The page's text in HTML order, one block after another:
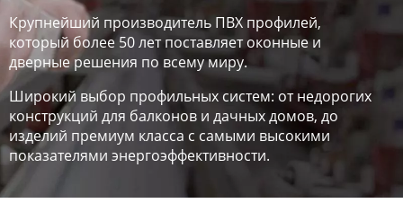
Крупнейший производитель ПВХ профилей,
который более 50 лет поставляет оконные и
дверные решения по всему миру.
Широкий выбор профильных систем: от недорогих
конструкций для балконов и дачных домов, до
изделий премиум класса с самыми высокими
показателями энергоэффективности.